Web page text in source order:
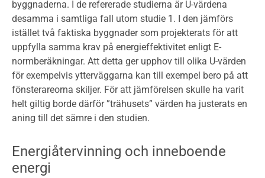
byggnaderna. I de refererade studierna är U-värdena
desamma i samtliga fall utom studie 1. I den jämförs
istället två faktiska byggnader som projekterats för att
uppfylla samma krav på energieffektivitet enligt E-
normberäkningar. Att detta ger upphov till olika U-värden
för exempelvis ytterväggarna kan till exempel bero på att
fönsterareorna skiljer. För att jämförelsen skulle ha varit
helt giltig borde därför ”trähusets” värden ha justerats en
aning till det sämre i den studien.
Energiåtervinning och inneboende
energi